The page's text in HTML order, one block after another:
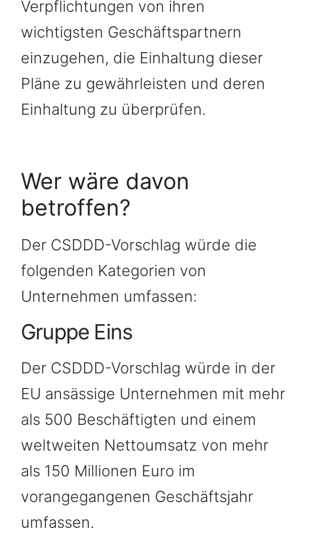
Verpflichtungen von ihren
wichtigsten Geschäftspartnern
einzugehen, die Einhaltung dieser
Pläne zu gewährleisten und deren
Einhaltung zu überprüfen.
Wer wäre davon
betroffen?
Der CSDDD-Vorschlag würde die
folgenden Kategorien von
Unternehmen umfassen:
Gruppe Eins
Der CSDDD-Vorschlag würde in der
EU ansässige Unternehmen mit mehr
als 500 Beschäftigten und einem
weltweiten Nettoumsatz von mehr
als 150 Millionen Euro im
vorangegangenen Geschäftsjahr
umfassen.